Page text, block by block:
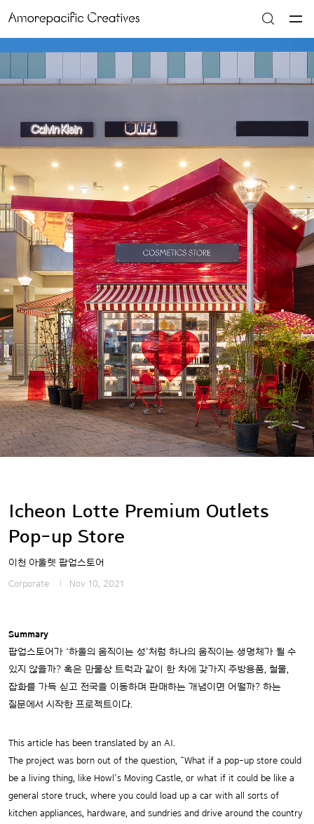
Icheon Lotte Premium Outlets
Pop-up Store
이천 아울렛 팝업스토어
Corporate Nov 10, 2021
Summary
팝업스토어가 ‘하울의 움직이는 성’처럼 하나의 움직이는 생명체가 될 수
있지 않을까? 혹은 만물상 트럭과 같이 한 차에 갖가지 주방용품, 철물,
잡화를 가득 싣고 전국을 이동하며 판매하는 개념이면 어떨까? 하는
질문에서 시작한 프로젝트이다.
This article has been translated by an AI.
The project was born out of the question, “What if a pop-up store could
be a living thing, like Howl’s Moving Castle, or what if it could be like a
general store truck, where you could load up a car with all sorts of
kitchen appliances, hardware, and sundries and drive around the country